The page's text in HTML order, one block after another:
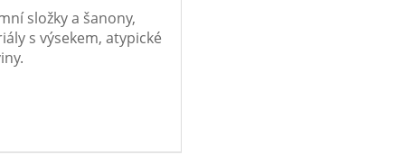
složky a šanony,
s výsekem, atypické